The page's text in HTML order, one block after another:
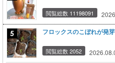
閲覧総数 11198091
フロックスのこぼれが発芽
閲覧総数 2052